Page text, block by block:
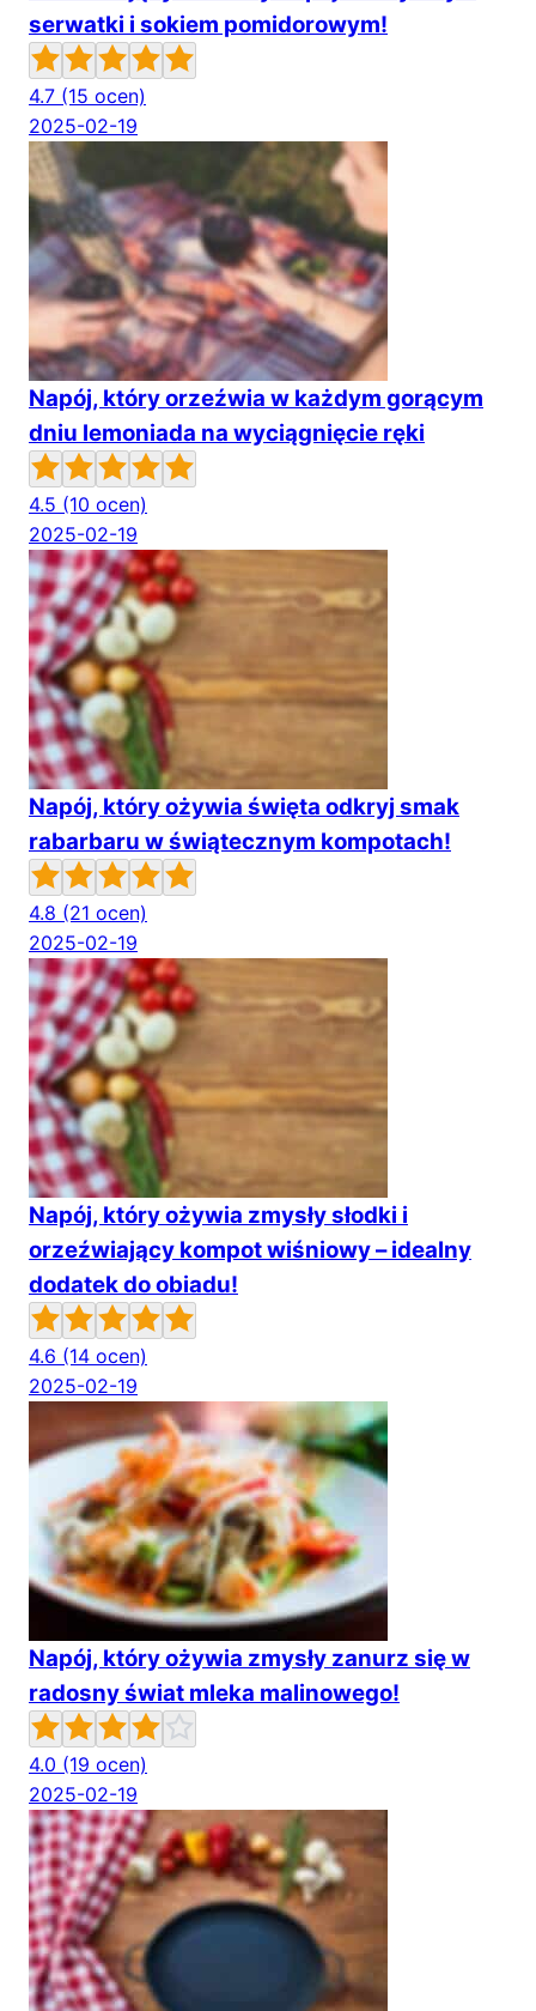
serwatki i sokiem pomidorowym!
4.7 (15 ocen)
2025-02-19
Napój, który orzeźwia w każdym gorącym
dniu lemoniada na wyciągnięcie ręki
4.5 (10 ocen)
2025-02-19
Napój, który ożywia święta odkryj smak
rabarbaru w świątecznym kompotach!
4.8 (21 ocen)
2025-02-19
Napój, który ożywia zmysły słodki i
orzeźwiający kompot wiśniowy – idealny
dodatek do obiadu!
4.6 (14 ocen)
2025-02-19
Napój, który ożywia zmysły zanurz się w
radosny świat mleka malinowego!
4.0 (19 ocen)
2025-02-19